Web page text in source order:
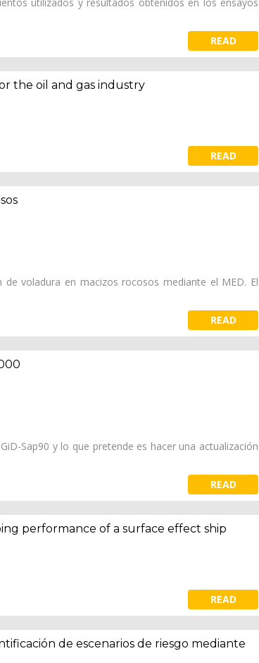
READ
the oil and gas industry
READ
voladura en macizos rocosos mediante el MED. El
READ
Sap90 y lo que pretende es hacer una actualización
READ
performance of a surface effect ship
READ
de escenarios de riesgo mediante